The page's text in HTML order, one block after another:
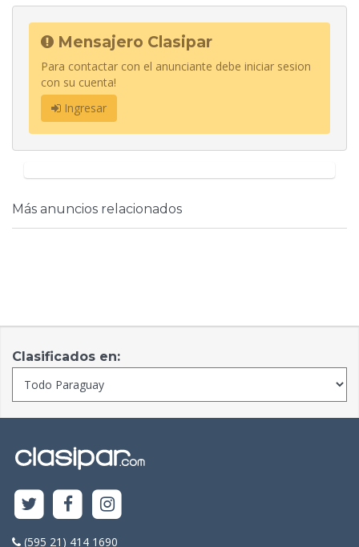
Mensajero Clasipar
Para contactar con el anunciante debe iniciar sesion
con su cuenta!
Ingresar
Más anuncios relacionados
Clasificados en:
(595 21) 414 1690